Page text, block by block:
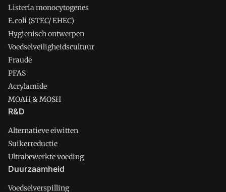
Listeria monocytogenes
E.coli (STEC/ EHEC)
Hygienisch ontwerpen
Voedselveiligheidscultuur
Fraude
PFAS
Acrylamide
MOAH & MOSH
R&D
Alternatieve eiwitten
Suikerreductie
Ultrabewerkte voeding
Duurzaamheid
Voedselverspilling